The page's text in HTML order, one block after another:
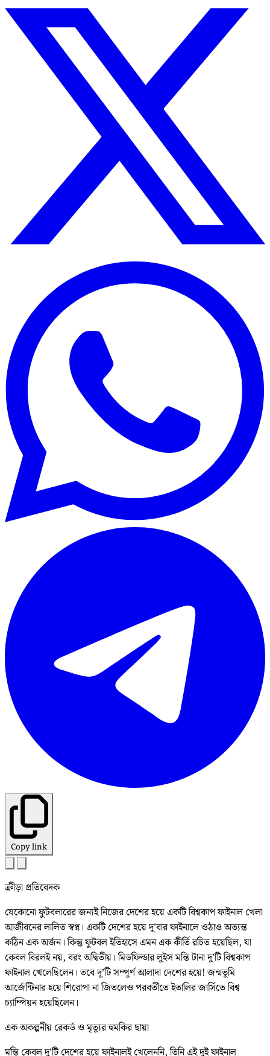
Copy link
ক্রীড়া প্রতিবেদক
যেকোনো ফুটবলারের জন্যই নিজের দেশের হয়ে একটি বিশ্বকাপ ফাইনাল খেলা
আজীবনের লালিত স্বপ্ন। একটি দেশের হয়ে দু’বার ফাইনালে ওঠাও অত্যন্ত
কঠিন এক অর্জন। কিন্তু ফুটবল ইতিহাসে এমন এক কীর্তি রচিত হয়েছিল, যা
কেবল বিরলই নয়, বরং অদ্বিতীয়। মিডফিল্ডার লুইস মন্তি টানা দু’টি বিশ্বকাপ
ফাইনাল খেলেছিলেন। তবে দু’টি সম্পূর্ণ আলাদা দেশের হয়ে! জন্মভূমি
আর্জেন্টিনার হয়ে শিরোপা না জিতলেও পরবর্তীতে ইতালির জার্সিতে বিশ্ব
চ্যাম্পিয়ন হয়েছিলেন।
এক অকল্পনীয় রেকর্ড ও মৃত্যুর হুমকির ছায়া
মন্তি কেবল দু’টি দেশের হয়ে ফাইনালই খেলেননি, তিনি এই দুই ফাইনাল